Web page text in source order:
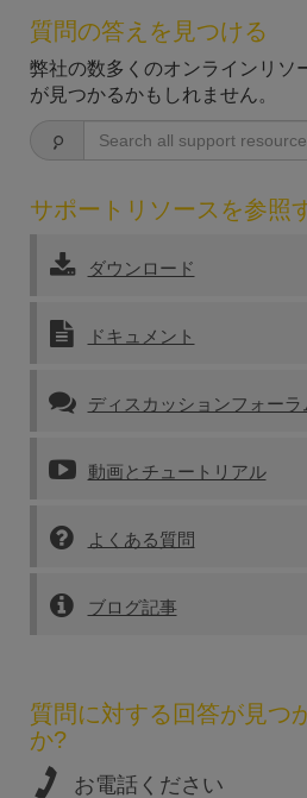
質問の答えを見つける
弊社の数多くのオンラインリソ
が見つかるかもしれません。
サポートリソースを参照
ダウンロード
ドキュメント
ディスカッションフォーラ
動画とチュートリアル
よくある質問
ブログ記事
質問に対する回答が見つ
か?
お電話ください